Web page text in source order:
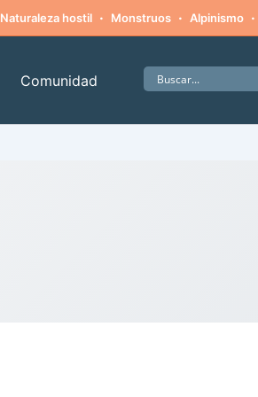
Naturaleza hostil · Monstruos · Alpinismo ·
Comunidad